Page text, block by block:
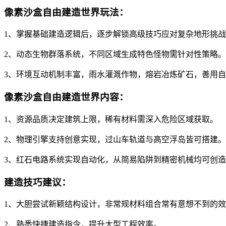
像素沙盒自由建造世界玩法：
1、掌握基础建造逻辑后，逐步解锁高级技巧应对复杂地形挑战
2、动态生物群落系统，不同区域生成特色怪物需针对性策略。
3、环境互动机制丰富，雨水灌溉作物，熔岩冶炼矿石，善用自
像素沙盒自由建造世界内容：
1、资源品质决定建筑上限，稀有材料需深入危险区域获取。
2、物理引擎支持创意实现，过山车轨道与高空浮岛皆可搭建。
3、红石电路系统实现自动化，从简易陷阱到精密机械均可创造
建造技巧建议：
1、大胆尝试新颖结构设计，非常规材料组合常有意想不到的效